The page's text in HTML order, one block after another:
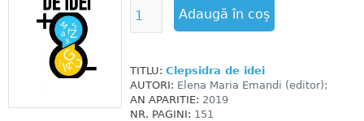
TITLU: Clepsidra de idei
AUTORI: Elena Maria Emandi (editor);
AN APARITIE: 2019
NR. PAGINI: 151